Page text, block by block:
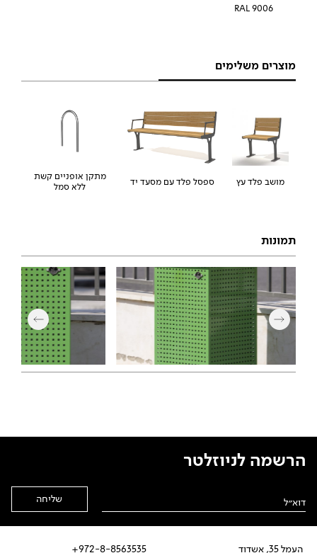
RAL 9006
מוצרים משלימים
מושב פלד עץ ספסל פלד עם מסעד יד
מתקן אופניים קשת
ללא סמל
תמונות
העמל 35, אשדוד 972-8-8563535+
הרשמה לניוזלטר